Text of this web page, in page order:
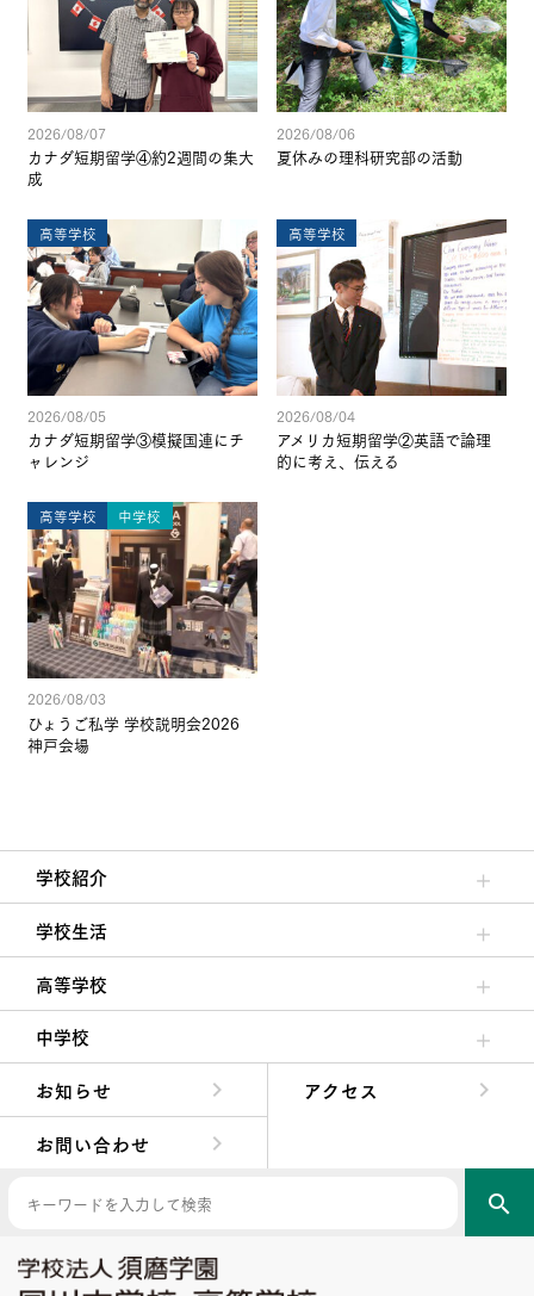
2026/08/07
カナダ短期留学④約2週間の集大
成
2026/08/06
夏休みの理科研究部の活動
高等学校
2026/08/05
カナダ短期留学③模擬国連にチ
ャレンジ
高等学校
2026/08/04
アメリカ短期留学②英語で論理
的に考え、伝える
高等学校 中学校
2026/08/03
ひょうご私学 学校説明会2026
神戸会場
学校紹介
理事長/学園長メッセージ
安心して任せられる学校
沿革
施設・設備
大学合格実績
学校生活
クラブ活動・生徒会活動
夙川ブログ
制服紹介
夙川カレンダー
高等学校
高校校長からの挨拶
高校の教育方針／特色
特進コース／進学コース
年間行事
先輩たちの声・生徒たちの声
中学校
中学校長からの挨拶
中学校の教育方針／特色
Aコース／Bコース
年間行事
先輩たちの声・生徒たちの声
お知らせ
アクセス
お問い合わせ
search